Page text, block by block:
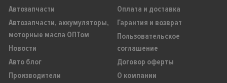
Автозапчасти
Автозапчасти, аккумуляторы,
моторные масла ОПТом
Новости
Авто блог
Производители
Оплата и доставка
Гарантия и возврат
Пользовательское
соглашение
Договор оферты
О компании